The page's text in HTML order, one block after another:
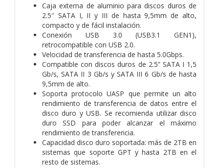
Caja externa de aluminio para discos duros de
2.5″ SATA I, II y III de hasta 9,5mm de alto,
compacto y de fácil instalación.
Conexión USB 3.0 (USB3.1 GEN1),
retrocompatible con USB 2.0.
Velocidad de transferencia de hasta 5.0Gbps.
Compatible con discos duros de 2.5” SATA I 1,5
Gb/s, SATA II 3 Gb/s y SATA III 6 Gb/s de hasta
9,5mm de alto.
Soporta protocolo UASP que permite un alto
rendimiento de transferencia de datos entre el
disco duro y USB. Se recomienda utilizar disco
duro SSD para poder alcanzar el máximo
rendimiento de transferencia.
Capacidad disco duro soportada: más de 2TB en
sistemas que soporte GPT y hasta 2TB en el
resto de sistemas.